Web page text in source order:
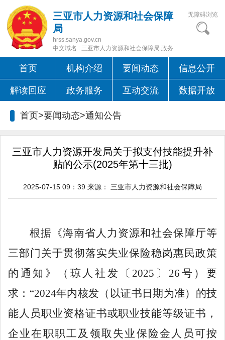
三亚市人力资源和社会保障
局
hrss.sanya.gov.cn
中文域名 : 三亚市人力资源和社会保障局.政务
无障碍浏览
首页 机构介绍 要闻动态 信息公开
解读回应 政务服务 互动交流 数据开放
首页>要闻动态>通知公告
三亚市人力资源开发局关于拟支付技能提升补
贴的公示(2025年第十三批)
2025-07-15 09：39 来源： 三亚市人力资源和社会保障局
根据 《海南省人力资源和社会保障厅等
三部门关于贯彻落实失业保险稳岗惠民政策
的通知》
（琼人社发 〔 2025 〕 26 号 ）要
求： “2024年内核发（以证书日期为准）的技
能人员职业资格证书或职业技能等级证书，
企业在职职工及领取失业保险金人员可按